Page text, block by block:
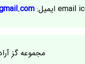
ایمیل:
مجموعه گز